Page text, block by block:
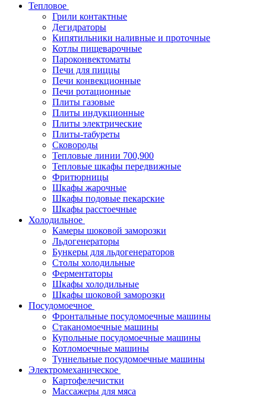
Тепловое
Грили контактные
Дегидраторы
Кипятильники наливные и проточные
Котлы пищеварочные
Пароконвектоматы
Печи для пиццы
Печи конвекционные
Печи ротационные
Плиты газовые
Плиты индукционные
Плиты электрические
Плиты-табуреты
Сковороды
Тепловые линии 700,900
Тепловые шкафы передвижные
Фритюрницы
Шкафы жарочные
Шкафы подовые пекарские
Шкафы расстоечные
Холодильное
Камеры шоковой заморозки
Льдогенераторы
Бункеры для льдогенераторов
Столы холодильные
Ферментаторы
Шкафы холодильные
Шкафы шоковой заморозки
Посудомоечное
Фронтальные посудомоечные машины
Стаканомоечные машины
Купольные посудомоечные машины
Котломоечные машины
Туннельные посудомоечные машины
Электромеханическое
Картофелечистки
Массажеры для мяса